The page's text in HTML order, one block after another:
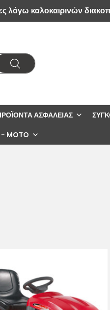
λόγω καλοκαιρινών
ΑΣΦΑΛΕΊΑΣ
MOTO